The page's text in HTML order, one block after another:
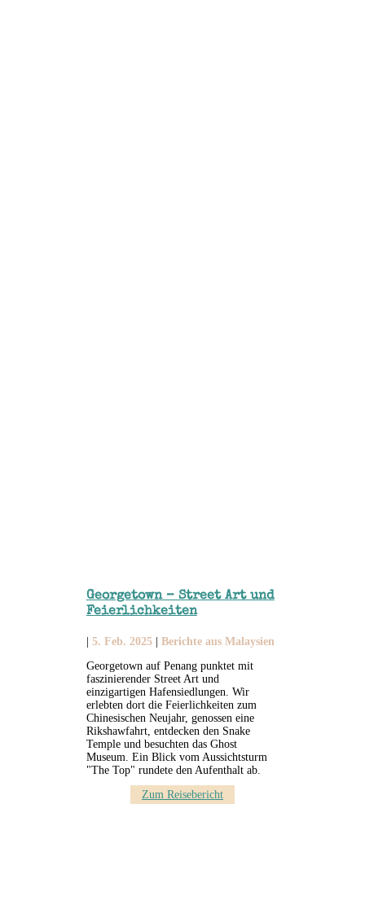
Georgetown – Street Art und
Feierlichkeiten
5. Feb. 2025
Berichte aus Malaysien
Georgetown auf Penang punktet mit
faszinierender Street Art und
einzigartigen Hafensiedlungen. Wir
erlebten dort die Feierlichkeiten zum
Chinesischen Neujahr, genossen eine
Rikshawfahrt, entdecken den Snake
Temple und besuchten das Ghost
Museum. Ein Blick vom Aussichtsturm
"The Top" rundete den Aufenthalt ab.
Zum Reisebericht